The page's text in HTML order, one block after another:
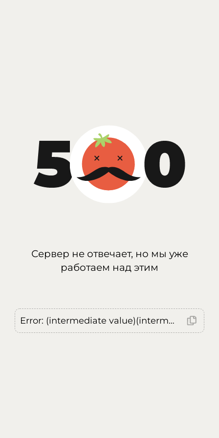
Сервер не отвечает, но мы уже
работаем над этим
Error: (intermediate value)(intermediate value)(intermediate value).replaceAll is not a function